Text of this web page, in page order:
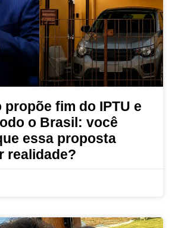
propõe fim do IPTU e
o Brasil: você
essa proposta
realidade?